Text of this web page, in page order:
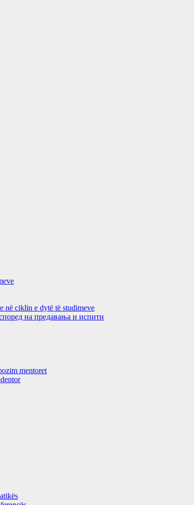
në ciklin e dytë të studimeve
на предавањa и испити
mentoret